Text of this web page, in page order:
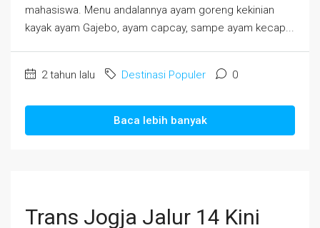
mahasiswa. Menu andalannya ayam goreng kekinian
kayak ayam Gajebo, ayam capcay, sampe ayam kecap...
2 tahun lalu Destinasi Populer 0
Baca lebih banyak
Trans Jogja Jalur 14 Kini